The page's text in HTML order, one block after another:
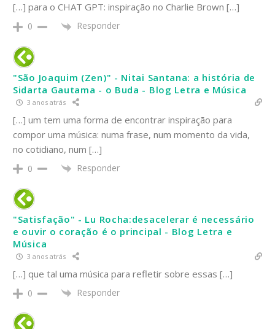
[…] para o CHAT GPT: inspiração no Charlie Brown […]
0 Responder
"São Joaquim (Zen)" - Nitai Santana: a história de
Sidarta Gautama - o Buda - Blog Letra e Música
3 anos atrás
[…] um tem uma forma de encontrar inspiração para
compor uma música: numa frase, num momento da vida,
no cotidiano, num […]
0 Responder
"Satisfação" - Lu Rocha:desacelerar é necessário
e ouvir o coração é o principal - Blog Letra e
Música
3 anos atrás
[…] que tal uma música para refletir sobre essas […]
0 Responder